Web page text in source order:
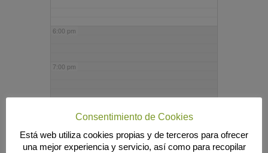
6:00 pm
7:00 pm
9:00 pm
Consentimiento de Cookies
Está web utiliza cookies propias y de terceros para ofrecer
una mejor experiencia y servicio, así como para recopilar